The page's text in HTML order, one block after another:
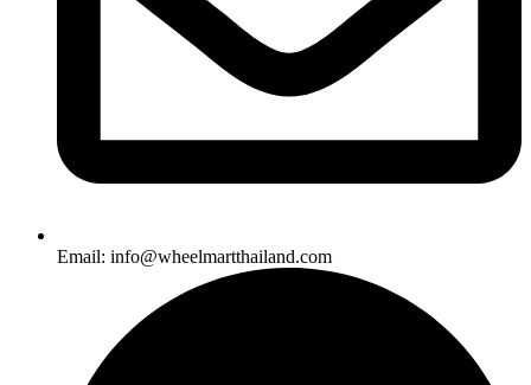
Email: info@wheelmartthailand.com